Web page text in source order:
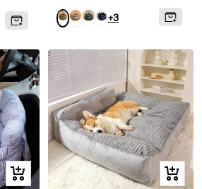
de
vente
Orange
GrisBleuNoir+3
Aperçu
Aperçu